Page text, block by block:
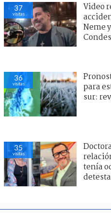
37
visitas
Video
Neme
Condes
36
visitas
para
sur:
35
visitas
tenía